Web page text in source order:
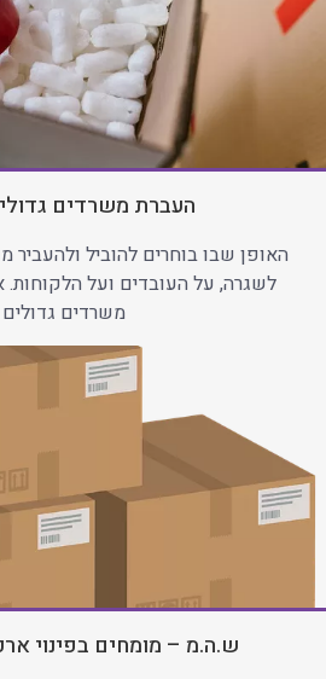
העברת משרדים
האופן שבו בוחרים להוביל
לשגרה, על העובדים ועל
משרדים גדולים
ש.ה.מ – מומחים בפינוי